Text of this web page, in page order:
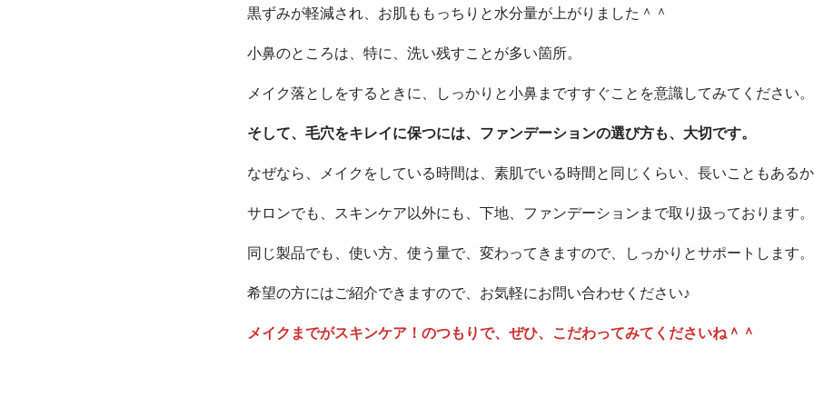
黒ずみが軽減され、お肌ももっちりと水分量が上がりました＾＾
小鼻のところは、特に、洗い残すことが多い箇所。
メイク落としをするときに、しっかりと小鼻まですすぐことを意識してみてください。
そして、毛穴をキレイに保つには、ファンデーションの選び方も、大切です。
なぜなら、メイクをしている時間は、素肌でいる時間と同じくらい、長いこともある
サロンでも、スキンケア以外にも、下地、ファンデーションまで取り扱っております。
同じ製品でも、使い方、使う量で、変わってきますので、しっかりとサポートします。
希望の方にはご紹介できますので、お気軽にお問い合わせください♪
メイクまでがスキンケア！のつもりで、ぜひ、こだわってみてくださいね＾＾